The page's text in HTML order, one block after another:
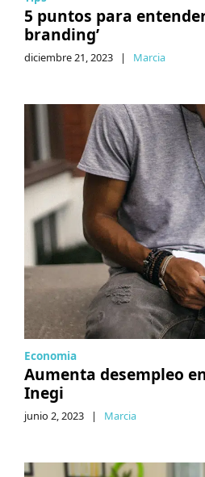
5 puntos para
branding’
diciembre 21, 2023 | Marcia
Economia
Aumenta desempleo
Inegi
junio 2, 2023 | Marcia